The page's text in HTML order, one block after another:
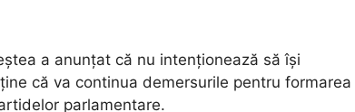
a anunțat că nu intenționează să își
că va continua demersurile pentru formarea
parlamentare.